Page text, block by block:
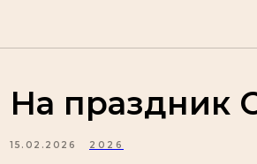
На праздник
15.02.2026 2026